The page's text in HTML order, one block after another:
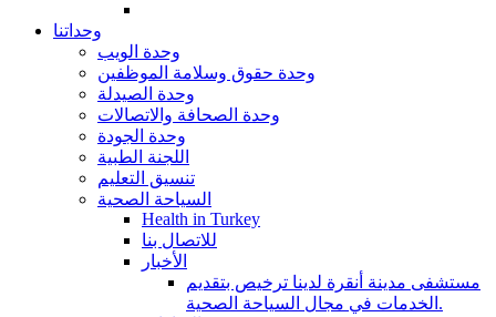
وحداتنا
وحدة الويب
وحدة حقوق وسلامة الموظفين
وحدة الصيدلة
وحدة الصحافة والاتصالات
وحدة الجودة
اللجنة الطبية
تنسيق التعليم
السياحة الصحية
Health in Turkey
للاتصال بنا
الأخبار
مستشفى مدينة أنقرة لدينا ترخيص بتقديم
الخدمات في مجال السياحة الصحية.